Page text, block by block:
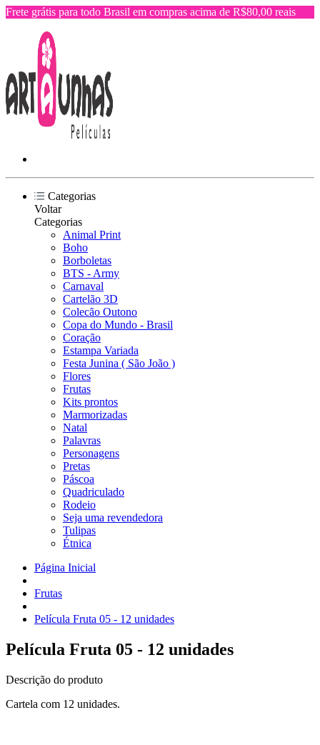
Frete grátis para todo Brasil em compras acima de R$80,00 reais
Categorias
Voltar
Categorias
Animal Print
Boho
Borboletas
BTS - Army
Carnaval
Cartelão 3D
Colecão Outono
Copa do Mundo - Brasil
Coração
Estampa Variada
Festa Junina ( São João )
Flores
Frutas
Kits prontos
Marmorizadas
Natal
Palavras
Personagens
Pretas
Páscoa
Quadriculado
Rodeio
Seja uma revendedora
Tulipas
Étnica
Página Inicial
Frutas
Película Fruta 05 - 12 unidades
Película Fruta 05 - 12 unidades
Descrição do produto
Cartela com 12 unidades.